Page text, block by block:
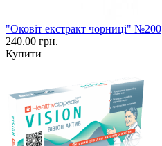
"Оковіт екстракт чорниці" №200
240.00 грн.
Купити